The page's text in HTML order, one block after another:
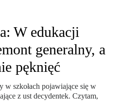
W edukacji
generalny, a
pęknięć
w szkołach pojawiające się w
z ust decydentek. Czytam,